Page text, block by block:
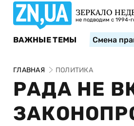
ЗЕРКАЛО
не подводим с 1994-
ВАЖНЫЕ ТЕМЫ Смена
ГЛАВНАЯ ПОЛИТИКА
РАДА НЕ